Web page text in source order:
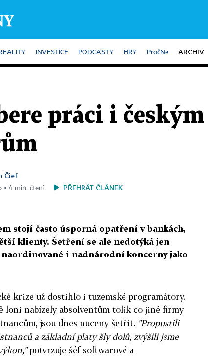
REALITY INVESTICE PODCASTY HRY PročNe ARCHIV
práci i českým
Čief
▪ 4 min. čtení PŘEHRÁT ČLÁNEK
stojí často úsporná opatření v bankách,
klienty. Šetření se ale nedotýká jen
i nadnárodní koncerny jako
krize už dostihlo i tuzemské programátory.
loni nabízely absolventům tolik co jiné firmy
jsou dnes nuceny šetřit. "Propustili
a základní platy šly dolů, zvýšili jsme
potvrzuje šéf softwarové a